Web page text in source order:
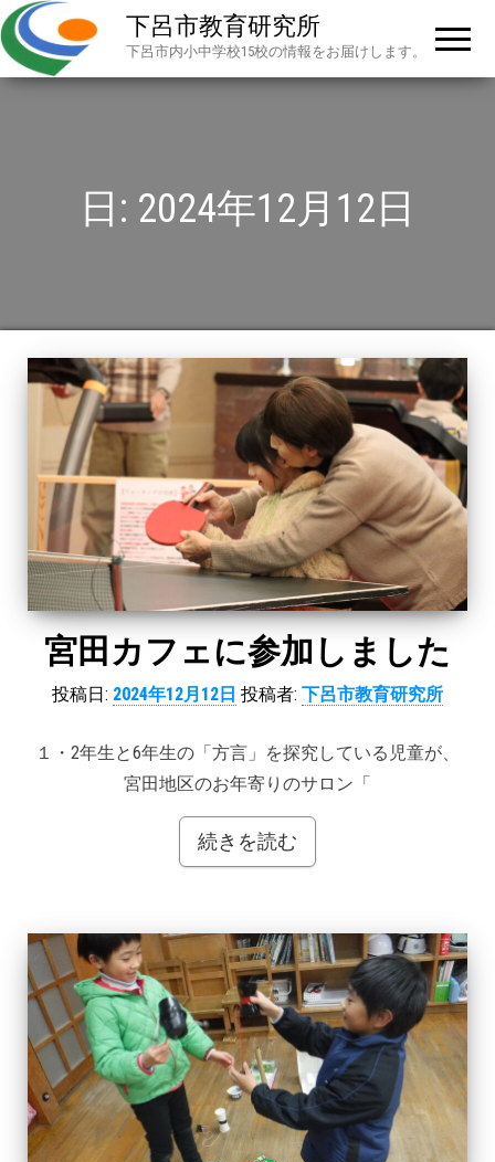
下呂市教育研究所
下呂市内小中学校15校の情報をお届けします。
日: 2024年12月12日
宮田カフェに参加しました
投稿日: 2024年12月12日 投稿者: 下呂市教育研究所
１・2年生と6年生の「方言」を探究している児童が、
宮田地区のお年寄りのサロン「
続きを読む